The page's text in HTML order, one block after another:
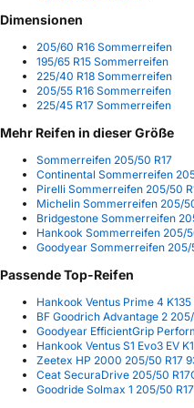
Dimensionen
205/60 R16 Sommerreifen
195/65 R15 Sommerreifen
225/40 R18 Sommerreifen
205/55 R16 Sommerreifen
225/45 R17 Sommerreifen
Mehr Reifen in dieser Größe
Sommerreifen 205/50 R17
Continental Sommerreifen
Pirelli Sommerreifen 205/50
Michelin Sommerreifen 205/
Bridgestone Sommerreifen
Hankook Sommerreifen 205/
Goodyear Sommerreifen 205/
Passende Top-Reifen
Hankook Ventus Prime 4
BF Goodrich Advantage 2
Goodyear EfficientGrip
Hankook Ventus S1 Evo3 EV
Zeetex HP 2000 205/50 R17
Ceat SecuraDrive 205/50
Goodride Solmax 1 205/50